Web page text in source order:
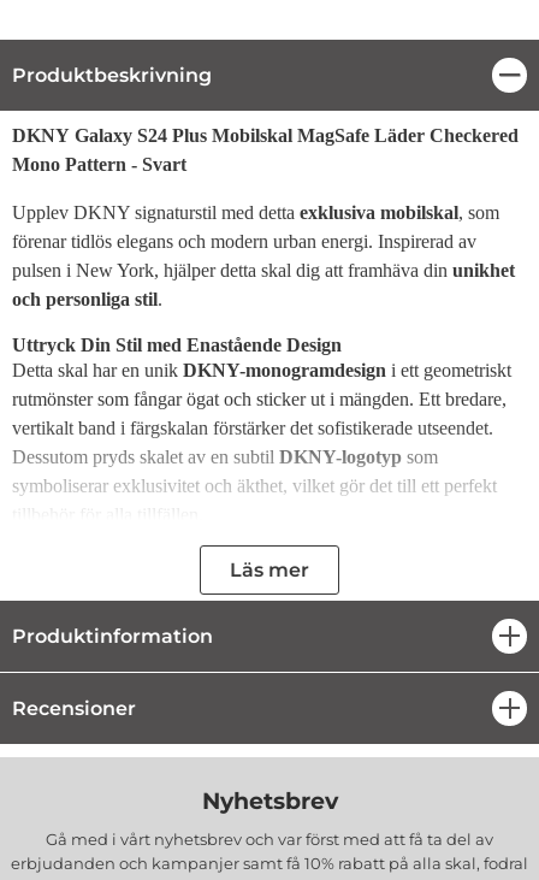
Produktbeskrivning
Produktbeskrivning
DKNY Galaxy S24 Plus Mobilskal MagSafe Läder Checkered
Mono Pattern - Svart
Upplev DKNY signaturstil med detta exklusiva mobilskal, som
förenar tidlös elegans och modern urban energi. Inspirerad av
pulsen i New York, hjälper detta skal dig att framhäva din unikhet
och personliga stil.
Uttryck Din Stil med Enastående Design
Detta skal har en unik DKNY-monogramdesign i ett geometriskt
rutmönster som fångar ögat och sticker ut i mängden. Ett bredare,
vertikalt band i färgskalan förstärker det sofistikerade utseendet.
Dessutom pryds skalet av en subtil DKNY-logotyp som
symboliserar exklusivitet och äkthet, vilket gör det till ett perfekt
Högkvalitativa Material för Skydd och Stil
lyxig känsla.
Ger ett slitstarkt och stöttåligt skydd för mobilen.
Eco-läderyta:
Snygg och motståndskraftig mot repor och
Perfekt Passform för Din mobil
Med detta skal skyddas din mobil effektivt mot oavsiktliga skador
exakta mått och perfekt anpassning
garanterar skalet:
Läs mer
Produktinformation
Recensioner
Nyhetsbrev
Gå med i vårt nyhetsbrev och var först med att få ta del av
erbjudanden och kampanjer samt få 10% rabatt på alla skal, fodral